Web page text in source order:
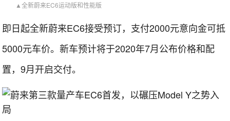
▲全新蔚来EC6运动版和性能版
即日起全新蔚来EC6接受预订，支付2000元意向金可抵
5000元车价。新车预计将于2020年7月公布价格和配
置，9月开启交付。